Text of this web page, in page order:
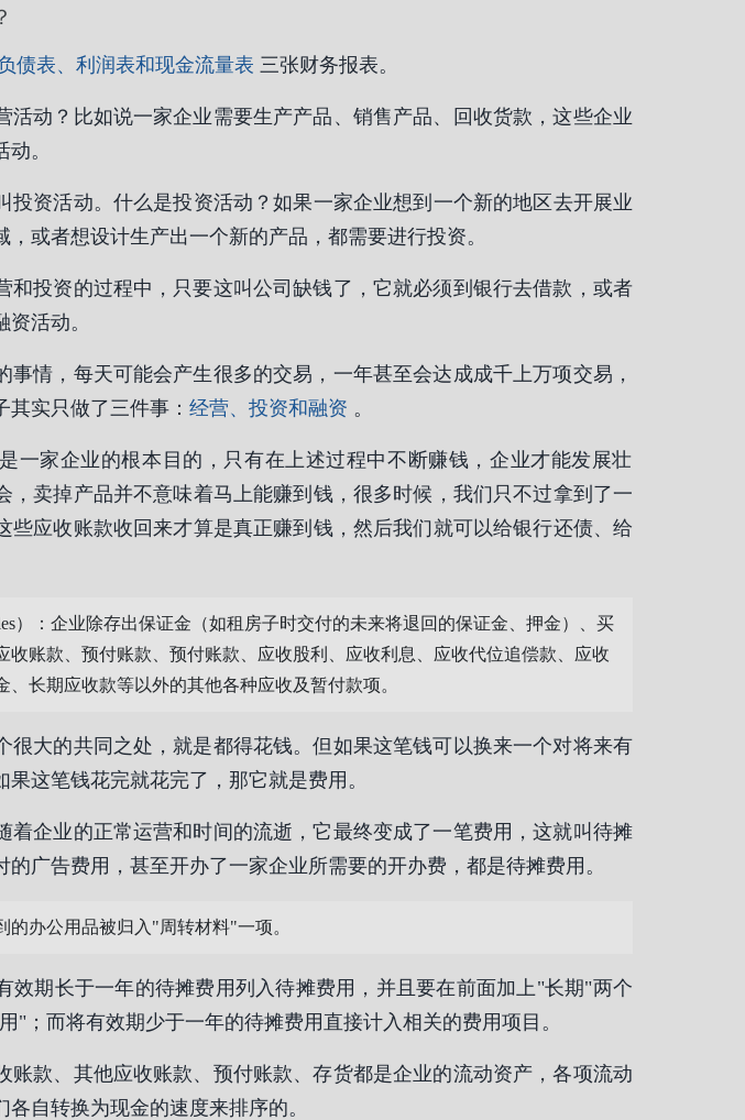
债表、利润表和现金流量表 三张财务报表。
活动？比如说一家企业需要生产产品、销售产品、回收货款，这些企业
。
投资活动。什么是投资活动？如果一家企业想到一个新的地区去开展业
或者想设计生产出一个新的产品，都需要进行投资。
和投资的过程中，只要这叫公司缺钱了，它就必须到银行去借款，或者
活动。
事情，每天可能会产生很多的交易，一年甚至会达成成千上万项交易，
实只做了三件事： 经营、投资和融资 。
一家企业的根本目的，只有在上述过程中不断赚钱，企业才能发展壮
，卖掉产品并不意味着马上能赚到钱，很多时候，我们只不过拿到了一
些应收账款收回来才算是真正赚到钱，然后我们就可以给银行还债、给
）：企业除存出保证金（如租房子时交付的未来将退回的保证金、押金）、买
收账款、预付账款、预付账款、应收股利、应收利息、应收代位追偿款、应收
长期应收款等以外的其他各种应收及暂付款项。
很大的共同之处，就是都得花钱。但如果这笔钱可以换来一个对将来有
这笔钱花完就花完了，那它就是费用。
着企业的正常运营和时间的流逝，它最终变成了一笔费用，这就叫待摊
广告费用，甚至开办了一家企业所需要的开办费，都是待摊费用。
的办公用品被归入"周转材料"一项。
效期长于一年的待摊费用列入待摊费用，并且要在前面加上"长期"两个
"；而将有效期少于一年的待摊费用直接计入相关的费用项目。
账款、其他应收账款、预付账款、存货都是企业的流动资产，各项流动
自转换为现金的速度来排序的。